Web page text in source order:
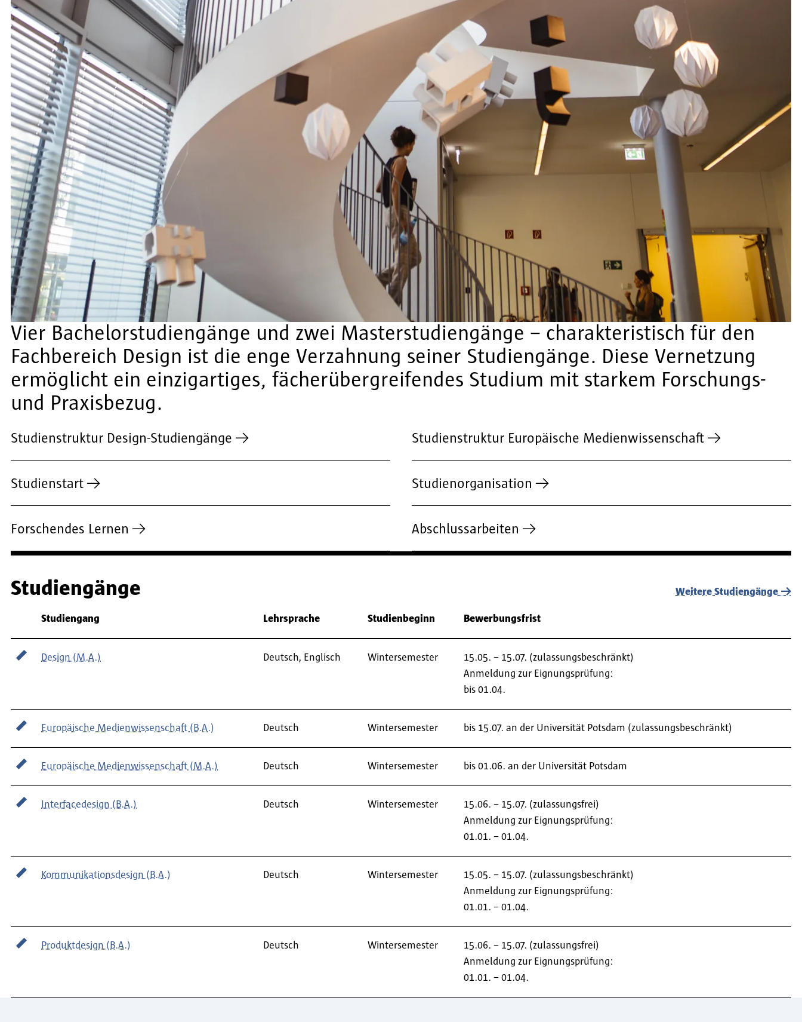
Vier Bachelorstudiengänge und zwei Masterstudiengänge – charakteristisch für den
Fachbereich Design ist die enge Verzahnung seiner Studiengänge. Diese Vernetzung
ermöglicht ein einzigartiges, fächerübergreifendes Studium mit starkem Forschungs-
und Praxisbezug.
Studienstruktur Design-Studiengänge Studienstruktur Europäische Medienwissenschaft
Studienstart Studienorganisation
Forschendes Lernen Abschlussarbeiten
Studiengänge
Weitere Studiengänge
Studiengang
Lehrsprache Studienbeginn Bewerbungsfrist
Design (M.A.) Deutsch, Englisch Wintersemester
15.05. – 15.07. (zulassungsbeschränkt)
Anmeldung zur Eignungsprüfung:
bis 01.04.
Europäische Medienwissenschaft (B.A.) Deutsch Wintersemester bis 15.07. an der Universität Potsdam (zulassungsbeschränkt)
Europäische Medienwissenschaft (M.A.) Deutsch Wintersemester bis 01.06. an der Universität Potsdam
Interfacedesign (B.A.) Deutsch Wintersemester
15.06. – 15.07. (zulassungsfrei)
Anmeldung zur Eignungsprüfung:
01.01. – 01.04.
Kommunikations­design (B.A.) Deutsch Wintersemester
15.05. – 15.07. (zulassungsbeschränkt)
Anmeldung zur Eignungsprüfung:
01.01. – 01.04.
Produktdesign (B.A.) Deutsch Wintersemester
15.06. – 15.07. (zulassungsfrei)
Anmeldung zur Eignungsprüfung:
01.01. – 01.04.